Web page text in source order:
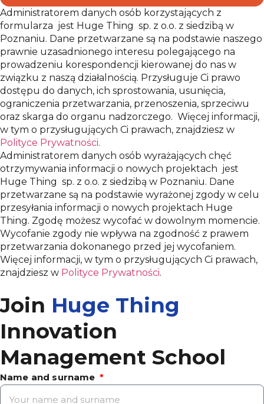
Administratorem danych osób korzystających z
formularza jest Huge Thing sp. z o.o. z siedzibą w
Poznaniu. Dane przetwarzane są na podstawie naszego
prawnie uzasadnionego interesu polegającego na
prowadzeniu korespondencji kierowanej do nas w
związku z naszą działalnością. Przysługuje Ci prawo
dostępu do danych, ich sprostowania, usunięcia,
ograniczenia przetwarzania, przenoszenia, sprzeciwu
oraz skarga do organu nadzorczego. Więcej informacji,
w tym o przysługujących Ci prawach, znajdziesz w
Polityce Prywatności.
Administratorem danych osób wyrażających chęć
otrzymywania informacji o nowych projektach jest
Huge Thing sp. z o.o. z siedzibą w Poznaniu. Dane
przetwarzane są na podstawie wyrażonej zgody w celu
przesyłania informacji o nowych projektach Huge
Thing. Zgodę możesz wycofać w dowolnym momencie.
Wycofanie zgody nie wpływa na zgodność z prawem
przetwarzania dokonanego przed jej wycofaniem.
Więcej informacji, w tym o przysługujących Ci prawach,
znajdziesz w Polityce Prywatności.
Join Huge Thing
Innovation
Management School
Name and surname